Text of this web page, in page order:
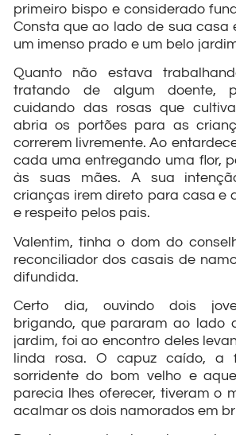
primeiro bispo e considerado
Consta que ao lado de sua casa
um imenso prado e um belo
Quanto não estava
tratando de algum doente,
cuidando das rosas que
abria os portões para as
correrem livremente. Ao
cada uma entregando uma flor,
às suas mães. A sua
crianças irem direto para casa e
e respeito pelos pais.
Valentim, tinha o dom do
reconciliador dos casais de
difundida.
Certo dia, ouvindo dois
brigando, que pararam ao lado
jardim, foi ao encontro deles
linda rosa. O capuz caído, a
sorridente do bom velho e
parecia lhes oferecer, tiveram o
acalmar os dois namorados em